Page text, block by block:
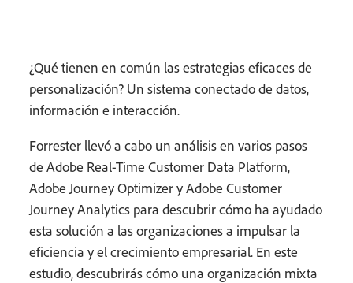
¿Qué tienen en común las estrategias eficaces de
personalización? Un sistema conectado de datos,
información e interacción.
Forrester llevó a cabo un análisis en varios pasos
de Adobe Real-Time Customer Data Platform,
Adobe Journey Optimizer y Adobe Customer
Journey Analytics para descubrir cómo ha ayudado
esta solución a las organizaciones a impulsar la
eficiencia y el crecimiento empresarial. En este
estudio, descubrirás cómo una organización mixta